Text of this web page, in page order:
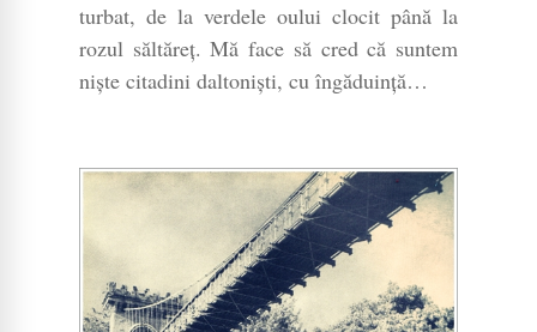
turbat, de la verdele oului clocit până la
rozul săltăreț. Mă face să cred că suntem
niște citadini daltoniști, cu îngăduință…